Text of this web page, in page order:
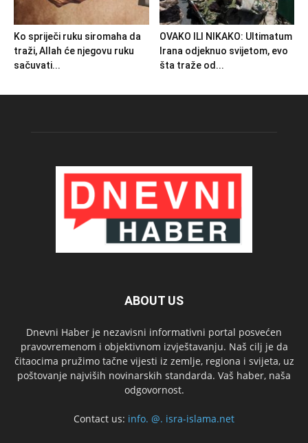
Ko spriječi ruku siromaha da
traži, Allah će njegovu ruku
sačuvati...
OVAKO ILI NIKAKO: Ultimatum
Irana odjeknuo svijetom, evo
šta traže od...
ABOUT US
Dnevni Haber je nezavisni informativni portal posvećen
pravovremenom i objektivnom izvještavanju. Naš cilj je da
čitaocima pružimo tačne vijesti iz zemlje, regiona i svijeta, uz
poštovanje najviših novinarskih standarda. Vaš haber, naša
odgovornost.
Contact us: info. @. isra-islama.net